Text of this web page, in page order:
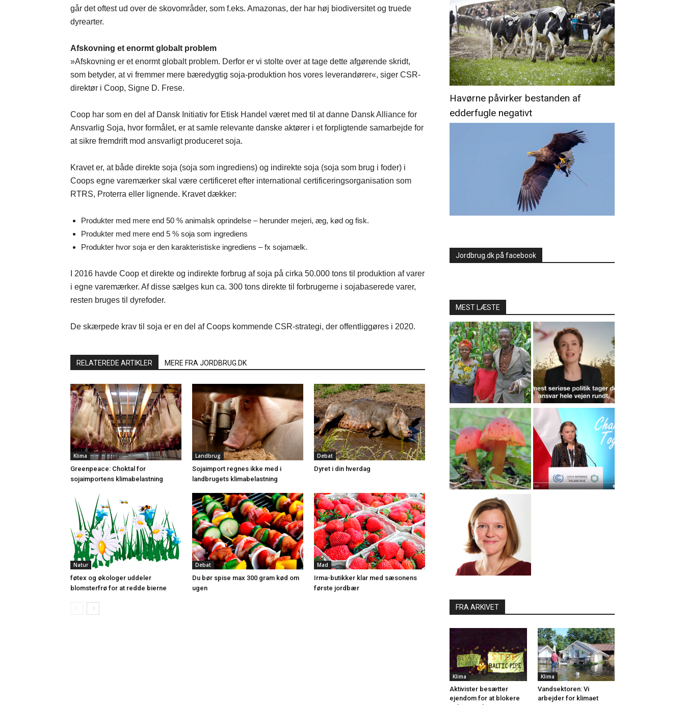
går det oftest ud over de skovområder, som f.eks. Amazonas, der har høj biodiversitet og truede
dyrearter.
Afskovning et enormt globalt problem
»Afskovning er et enormt globalt problem. Derfor er vi stolte over at tage dette afgørende skridt,
som betyder, at vi fremmer mere bæredygtig soja-produktion hos vores leverandører«, siger CSR-
direktør i Coop, Signe D. Frese.
Coop har som en del af Dansk Initiativ for Etisk Handel været med til at danne Dansk Alliance for
Ansvarlig Soja, hvor formålet, er at samle relevante danske aktører i et forpligtende samarbejde for
at sikre fremdrift mod ansvarligt produceret soja.
Kravet er, at både direkte soja (soja som ingrediens) og indirekte soja (soja som brug i foder) i
Coops egne varemærker skal være certificeret efter international certificeringsorganisation som
RTRS, Proterra eller lignende. Kravet dækker:
Produkter med mere end 50 % animalsk oprindelse – herunder mejeri, æg, kød og fisk.
Produkter med mere end 5 % soja som ingrediens
Produkter hvor soja er den karakteristiske ingrediens – fx sojamælk.
I 2016 havde Coop et direkte og indirekte forbrug af soja på cirka 50.000 tons til produktion af varer
i egne varemærker. Af disse sælges kun ca. 300 tons direkte til forbrugerne i sojabaserede varer,
resten bruges til dyrefoder.
De skærpede krav til soja er en del af Coops kommende CSR-strategi, der offentliggøres i 2020.
RELATEREDE ARTIKLER MERE FRA JORDBRUG.DK
Klima
Greenpeace: Choktal for
sojaimportens klimabelastning
Landbrug
Sojaimport regnes ikke med i
landbrugets klimabelastning
Debat
Dyret i din hverdag
Natur
føtex og økologer uddeler
blomsterfrø for at redde bierne
Debat
Du bør spise max 300 gram kød om
ugen
Mad
Irma-butikker klar med sæsonens
første jordbær
Havørne påvirker bestanden af
edderfugle negativt
Jordbrug.dk på facebook
MEST LÆSTE
FRA ARKIVET
Klima
Aktivister besætter
ejendom for at blokere
Klima
Vandsektoren: Vi
arbejder for klimaet